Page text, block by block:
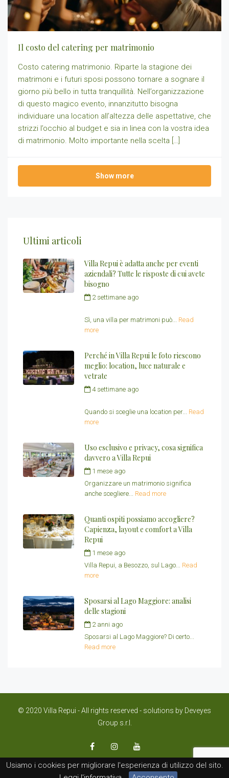
Usiamo i cookies per migliorare l'esperienza di utilizzo del sito.
Il costo del catering per matrimonio
Costo catering matrimonio. Riparte la stagione dei
matrimoni e i futuri sposi possono tornare a sognare il
giorno più bello in tutta tranquillità. Nell’organizzazione
di questo magico evento, innanzitutto bisogna
individuare una location all’altezza delle aspettative, che
strizzi l’occhio al budget e sia in linea con la vostra idea
di matrimonio. Molto importante nella scelta […]
Show more
Ultimi articoli
Villa Repui è adatta anche per eventi
aziendali? Tutte le risposte di cui avete
bisogno
2 settimane ago
Sì, una villa per matrimoni può... Read
more
Perché in Villa Repui le foto riescono
meglio: location, luce naturale e
vetrate
4 settimane ago
Quando si sceglie una location per... Read
more
Uso esclusivo e privacy, cosa significa
davvero a Villa Repui
1 mese ago
Organizzare un matrimonio significa
anche scegliere... Read more
Quanti ospiti possiamo accogliere?
Capienza, layout e comfort a Villa
Repui
1 mese ago
Villa Repui, a Besozzo, sul Lago... Read
more
Sposarsi al Lago Maggiore: analisi
delle stagioni
2 anni ago
Sposarsi al Lago Maggiore? Di certo...
Read more
© 2020 Villa Repui - All rights reserved - solutions by Deveyes
Group s.r.l.
Italiano